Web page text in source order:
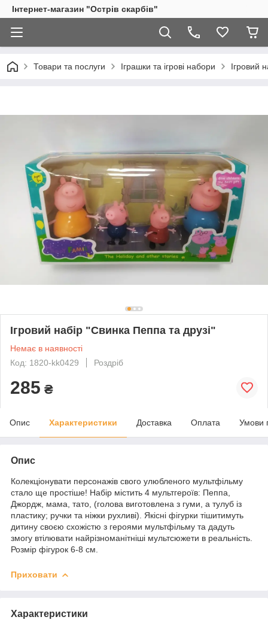
Інтернет-магазин "Острів скарбів"
Товари та послуги Іграшки та ігрові набори Ігровий
Ігровий набір "Свинка Пеппа та друзі"
Немає в наявності
Код: 1820-kk0429
Роздріб
285 ₴
Опис Характеристики Доставка Оплата Умови
Опис
Колекціонувати персонажів свого улюбленого мультфільму
стало ще простіше! Набір містить 4 мультгероїв: Пеппа,
Джордж, мама, тато, (голова виготовлена з гуми, а тулуб із
пластику; ручки та ніжки рухливі). Якісні фігурки тішитимуть
дитину своєю схожістю з героями мультфільму та дадуть
змогу втілювати найрізноманітніші мультсюжети в реальність.
Розмір фігурок 6-8 см.
Приховати
Характеристики